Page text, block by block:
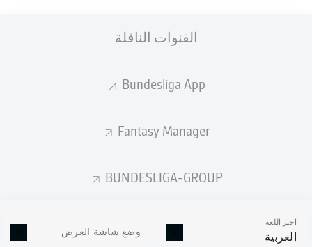
القنوات الناقلة
Bundesliga App
Fantasy Manager
BUNDESLIGA-GROUP
اختر اللغة
العربية وضع شاشة العرض
0